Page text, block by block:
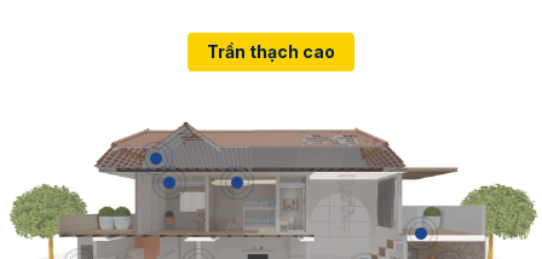
Trần thạch cao